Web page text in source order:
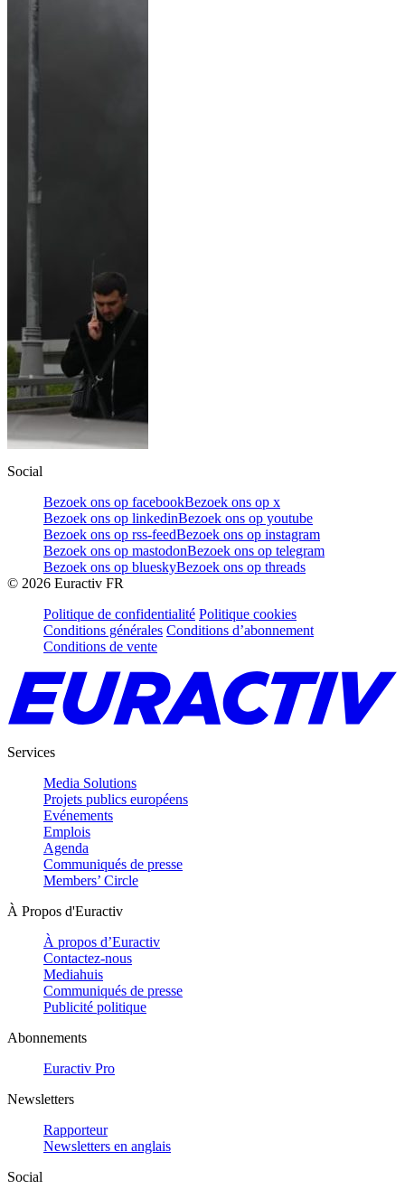
Social
Bezoek ons op facebookBezoek ons op x
Bezoek ons op linkedinBezoek ons op youtube
Bezoek ons op rss-feedBezoek ons op instagram
Bezoek ons op mastodonBezoek ons op telegram
Bezoek ons op blueskyBezoek ons op threads
© 2026 Euractiv FR
Politique de confidentialité Politique cookies
Conditions générales Conditions d’abonnement
Conditions de vente
Services
Media Solutions
Projets publics européens
Evénements
Emplois
Agenda
Communiqués de presse
Members’ Circle
À Propos d'Euractiv
À propos d’Euractiv
Contactez-nous
Mediahuis
Communiqués de presse
Publicité politique
Abonnements
Euractiv Pro
Newsletters
Rapporteur
Newsletters en anglais
Social